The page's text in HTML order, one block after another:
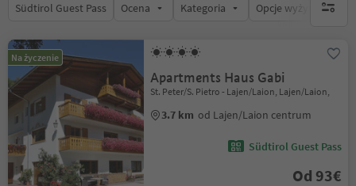
Südtirol Guest Pass Ocena Kategoria Opcje wyżywieniabrak
Na życzenie
Apartments Haus Gabi
St. Peter/S. Pietro - Lajen/Laion, Lajen/Laion,
3.7 km od Lajen/Laion centrum
Südtirol Guest Pass
Od 93€